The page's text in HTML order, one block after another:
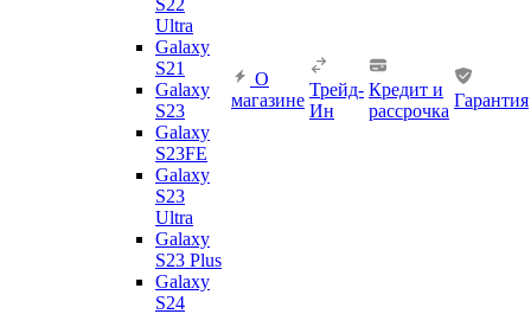
S22
Ultra
Galaxy
S21
Galaxy
S23
Galaxy
S23FE
Galaxy
S23
Ultra
Galaxy
S23 Plus
Galaxy
S24
О
магазине
Трейд-
Ин
Кредит и
рассрочка
Гарантия